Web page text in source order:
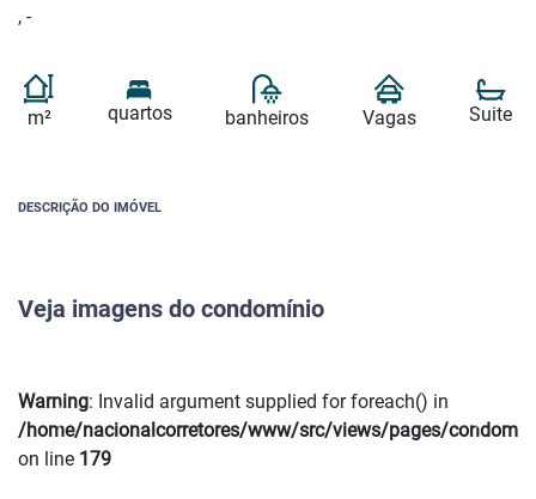
, -
m² quartos banheiros Vagas Suite
DESCRIÇÃO DO IMÓVEL
Veja imagens do condomínio
Warning: Invalid argument supplied for foreach() in
/home/nacionalcorretores/www/src/views/pages/
on line 179
Previous Next